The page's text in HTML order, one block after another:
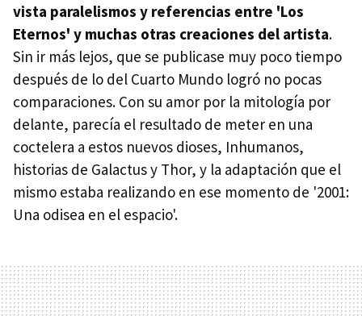
vista paralelismos y referencias entre 'Los
Eternos' y muchas otras creaciones del artista.
Sin ir más lejos, que se publicase muy poco tiempo
después de lo del Cuarto Mundo logró no pocas
comparaciones. Con su amor por la mitología por
delante, parecía el resultado de meter en una
coctelera a estos nuevos dioses, Inhumanos,
historias de Galactus y Thor, y la adaptación que el
mismo estaba realizando en ese momento de '2001:
Una odisea en el espacio'.